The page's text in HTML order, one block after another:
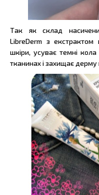
Так як склад
LibreDerm з екстрактом
шкіри, усуває темні
тканинах і захищає дерму